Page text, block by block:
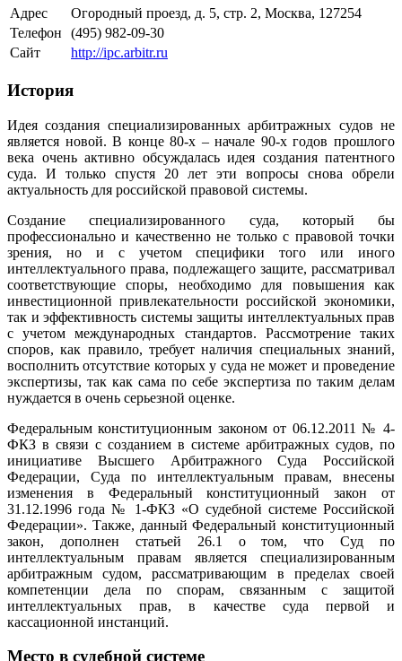
Адрес
Огородный проезд, д. 5, стр. 2, Москва, 127254
Телефон
(495) 982-09-30
Сайт
http://ipc.arbitr.ru
История
Идея создания специализированных арбитражных судов не
является новой. В конце 80-х – начале 90-х годов прошлого
века очень активно обсуждалась идея создания патентного
суда. И только спустя 20 лет эти вопросы снова обрели
актуальность для российской правовой системы.
Создание специализированного суда, который бы
профессионально и качественно не только с правовой точки
зрения, но и с учетом специфики того или иного
интеллектуального права, подлежащего защите, рассматривал
соответствующие споры, необходимо для повышения как
инвестиционной привлекательности российской экономики,
так и эффективность системы защиты интеллектуальных прав
с учетом международных стандартов. Рассмотрение таких
споров, как правило, требует наличия специальных знаний,
восполнить отсутствие которых у суда не может и проведение
экспертизы, так как сама по себе экспертиза по таким делам
нуждается в очень серьезной оценке.
Федеральным конституционным законом от 06.12.2011 № 4-
ФКЗ в связи с созданием в системе арбитражных судов, по
инициативе Высшего Арбитражного Суда Российской
Федерации, Суда по интеллектуальным правам, внесены
изменения в Федеральный конституционный закон от
31.12.1996 года № 1-ФКЗ «О судебной системе Российской
Федерации». Также, данный Федеральный конституционный
закон, дополнен статьей 26.1 о том, что Суд по
интеллектуальным правам является специализированным
арбитражным судом, рассматривающим в пределах своей
компетенции дела по спорам, связанным с защитой
интеллектуальных прав, в качестве суда первой и
кассационной инстанций.
Место в судебной системе